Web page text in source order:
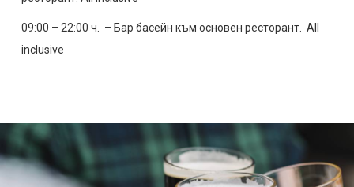
09:00 – 22:00 ч. – Бар басейн към основен ресторант. All
inclusive